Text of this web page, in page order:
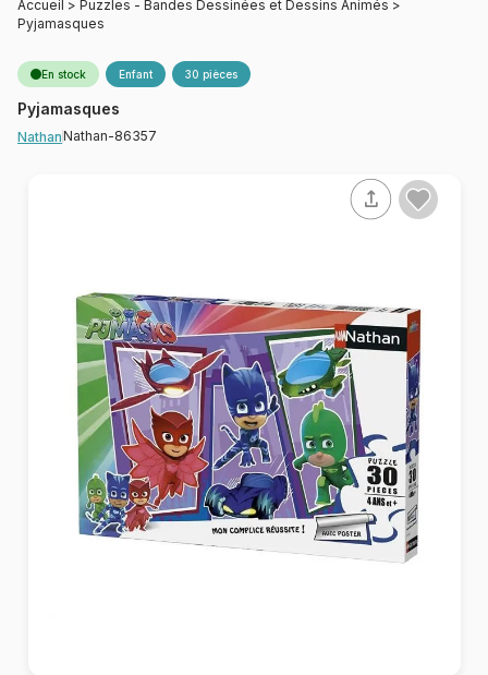
Accueil > Puzzles - Bandes Dessinées et Dessins Animés >
Pyjamasques
En stock Enfant 30 pièces
Pyjamasques
NathanNathan-86357